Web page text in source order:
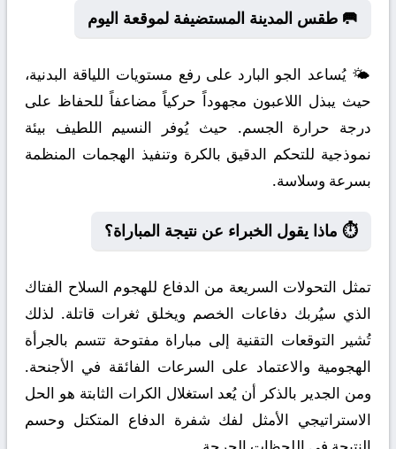
🥅 طقس المدينة المستضيفة لموقعة اليوم
🌤️ يُساعد الجو البارد على رفع مستويات اللياقة البدنية،
حيث يبذل اللاعبون مجهوداً حركياً مضاعفاً للحفاظ على
درجة حرارة الجسم. حيث يُوفر النسيم اللطيف بيئة
نموذجية للتحكم الدقيق بالكرة وتنفيذ الهجمات المنظمة
بسرعة وسلاسة.
⏱️ ماذا يقول الخبراء عن نتيجة المباراة؟
تمثل التحولات السريعة من الدفاع للهجوم السلاح الفتاك
الذي سيُربك دفاعات الخصم ويخلق ثغرات قاتلة. لذلك
تُشير التوقعات التقنية إلى مباراة مفتوحة تتسم بالجرأة
الهجومية والاعتماد على السرعات الفائقة في الأجنحة.
ومن الجدير بالذكر أن يُعد استغلال الكرات الثابتة هو الحل
الاستراتيجي الأمثل لفك شفرة الدفاع المتكتل وحسم